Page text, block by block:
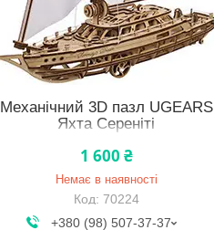
Механічний 3D пазл UGEARS
Яхта Сереніті
1 600 ₴
Немає в наявності
70224
+380 (98) 507-37-37